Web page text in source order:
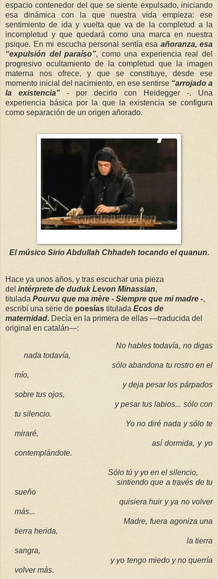
espacio contenedor del que se siente expulsado, iniciando
esa dinámica con la que nuestra vida empieza: ese
sentimiento de ida y vuelta que va de la completud a la
incompletud y que quedará como una marca en nuestra
psique. En mi escucha personal sentía esa añoranza, esa
“expulsión del paraíso”, como una experiencia real del
progresivo ocultamiento de la completud que la imagen
materna nos ofrece, y que se constituye, desde ese
momento inicial del nacimiento, en ese sentirse “arrojado a
la existencia” - por decirlo con Heidegger -. Una
experiencia básica por la que la existencia se configura
como separación de un origen añorado.
El músico Sirio Abdullah Chhadeh tocando el quanun.
Hace ya unos años, y tras escuchar una pieza
del intérprete de duduk Levon Minassian,
titulada Pourvu que ma mère - Siempre que mi madre -,
escribí una serie de poesías titulada Ecos de
maternidad. Decía en la primera de ellas —traducida del
original en catalán—:
No hables todavía, no digas
nada todavía,
sólo abandona tu rostro en el
mío,
y deja pesar los párpados
sobre tus ojos,
y pesar tus labios... sólo con
tu silencio.
Yo no diré nada y sólo te
miraré,
así dormida, y yo
contemplándote.
Sólo tú y yo en el silencio,
sintiendo que a través de tu
sueño
quisiera huir y ya no volver
más...
Madre, fuera agoniza una
tierra herida,
la tierra
sangra,
y yo tengo miedo y no querría
volver más.